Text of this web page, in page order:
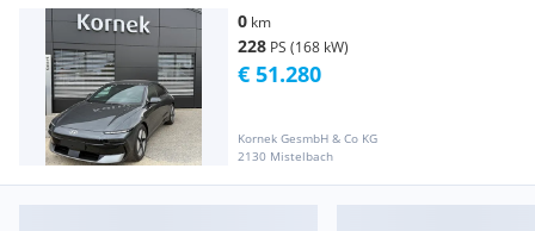
0 km
228 PS (168 kW)
Kornek GesmbH & Co KG
2130 Mistelbach
€ 51.280